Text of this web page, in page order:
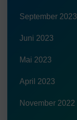
September 2023
Juni 2023
Mai 2023
April 2023
November 2022